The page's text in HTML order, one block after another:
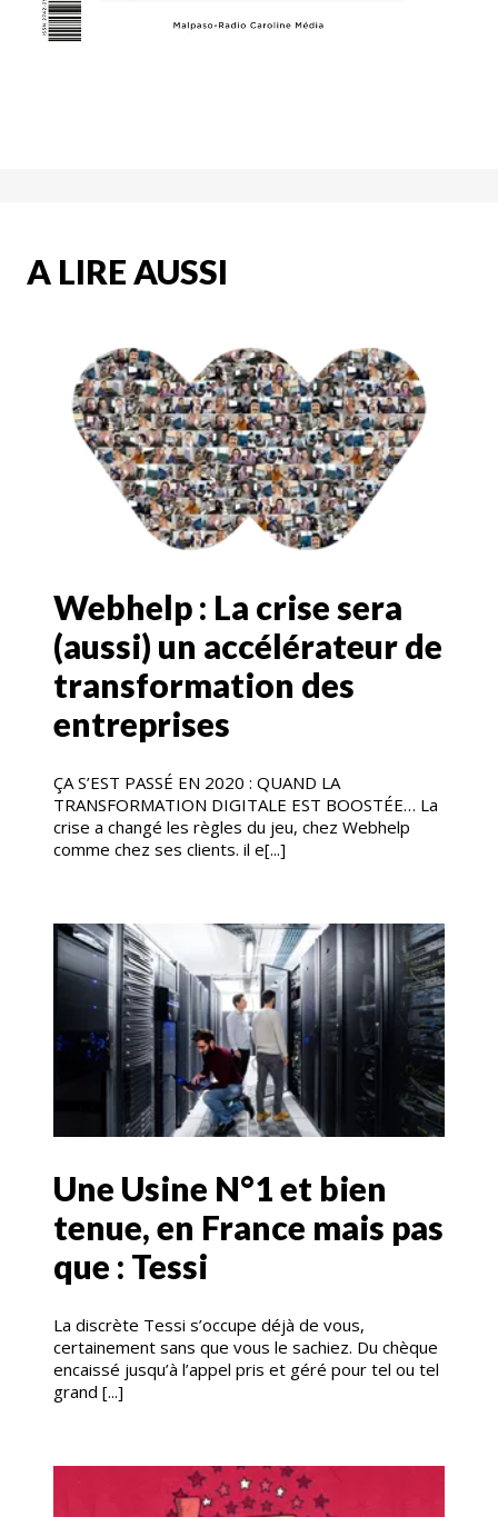
A LIRE AUSSI
Webhelp : La crise sera
(aussi) un accélérateur de
transformation des
entreprises
ÇA S’EST PASSÉ EN 2020 : QUAND LA
TRANSFORMATION DIGITALE EST BOOSTÉE… La
crise a changé les règles du jeu, chez Webhelp
comme chez ses clients. il e[...]
Une Usine N°1 et bien
tenue, en France mais pas
que : Tessi
La discrète Tessi s’occupe déjà de vous,
certainement sans que vous le sachiez. Du chèque
encaissé jusqu’à l’appel pris et géré pour tel ou tel
grand [...]